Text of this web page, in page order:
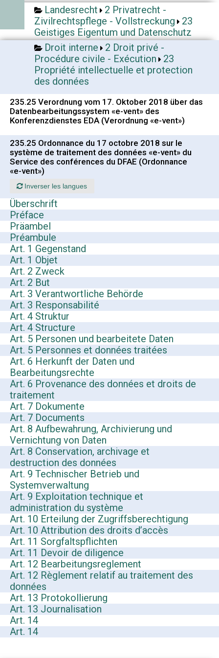
Landesrecht
2 Privatrecht -
Zivilrechtspflege - Vollstreckung
23
Geistiges Eigentum und Datenschutz
Droit interne
2 Droit privé -
Procédure civile - Exécution
23
Propriété intellectuelle et protection
des données
235.25 Verordnung vom 17. Oktober 2018 über das
Datenbearbeitungssystem «e-vent» des
Konferenzdienstes EDA (Verordnung «e-vent»)
235.25 Ordonnance du 17 octobre 2018 sur le
système de traitement des données «e-vent» du
Service des conférences du DFAE (Ordonnance
«e-vent»)
Inverser les langues
Überschrift
Préface
Präambel
Préambule
Art. 1 Gegenstand
Art. 1 Objet
Art. 2 Zweck
Art. 2 But
Art. 3 Verantwortliche Behörde
Art. 3 Responsabilité
Art. 4 Struktur
Art. 4 Structure
Art. 5 Personen und bearbeitete Daten
Art. 5 Personnes et données traitées
Art. 6 Herkunft der Daten und
Bearbeitungsrechte
Art. 6 Provenance des données et droits de
traitement
Art. 7 Dokumente
Art. 7 Documents
Art. 8 Aufbewahrung, Archivierung und
Vernichtung von Daten
Art. 8 Conservation, archivage et
destruction des données
Art. 9 Technischer Betrieb und
Systemverwaltung
Art. 9 Exploitation technique et
administration du système
Art. 10 Erteilung der Zugriffsberechtigung
Art. 10 Attribution des droits d’accès
Art. 11 Sorgfaltspflichten
Art. 11 Devoir de diligence
Art. 12 Bearbeitungsreglement
Art. 12 Règlement relatif au traitement des
données
Art. 13 Protokollierung
Art. 13 Journalisation
Art. 14
Art. 14